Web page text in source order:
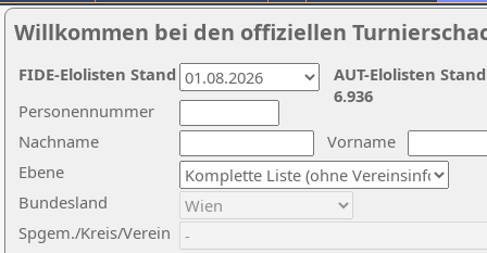
Willkommen bei den offiziellen
Nachname
Vorname
Ebene
Personennummer
Bundesland
Spgem./Kreis/Verein
AUT-Elolisten
6.936
FIDE-Elolisten Stand